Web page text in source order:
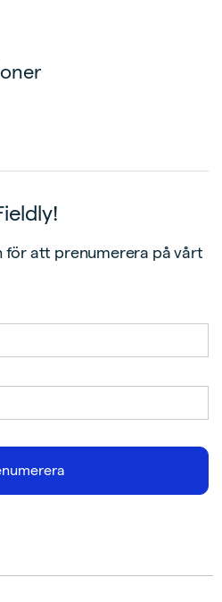
för att prenumerera på vårt